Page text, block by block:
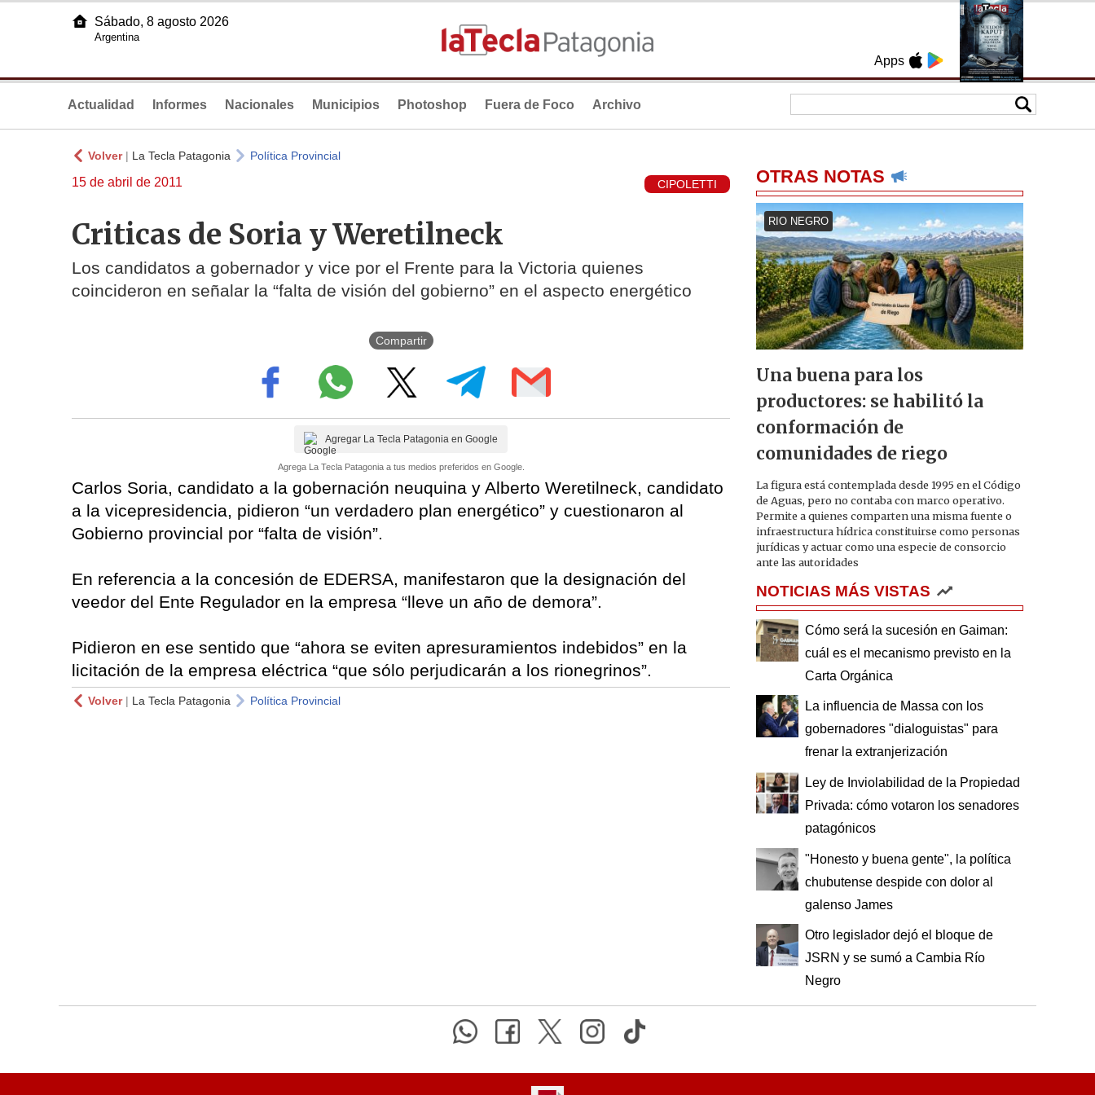
Apps
Sábado, 8 agosto 2026
Argentina
Actualidad Informes Nacionales Municipios Photoshop Fuera de Foco Archivo
Volver| La Tecla Patagonia Política Provincial
15 de abril de 2011 CIPOLETTI
Criticas de Soria y Weretilneck
Los candidatos a gobernador y vice por el Frente para la Victoria quienes
coincideron en señalar la “falta de visión del gobierno” en el aspecto energético
Compartir
Agregar La Tecla Patagonia en Google
Agrega La Tecla Patagonia a tus medios preferidos en Google.
Carlos Soria, candidato a la gobernación neuquina y Alberto Weretilneck, candidato
a la vicepresidencia, pidieron “un verdadero plan energético” y cuestionaron al
Gobierno provincial por “falta de visión”.
En referencia a la concesión de EDERSA, manifestaron que la designación del
veedor del Ente Regulador en la empresa “lleve un año de demora”.
Pidieron en ese sentido que “ahora se eviten apresuramientos indebidos” en la
licitación de la empresa eléctrica “que sólo perjudicarán a los rionegrinos”.
Volver| La Tecla Patagonia Política Provincial
OTRAS NOTAS
RIO NEGRO
Una buena para los
productores: se habilitó la
conformación de
comunidades de riego
La figura está contemplada desde 1995 en el Código
de Aguas, pero no contaba con marco operativo.
Permite a quienes comparten una misma fuente o
infraestructura hídrica constituirse como personas
jurídicas y actuar como una especie de consorcio
ante las autoridades
NOTICIAS MÁS VISTAS
Cómo será la sucesión en Gaiman:
cuál es el mecanismo previsto en la
Carta Orgánica
La influencia de Massa con los
gobernadores "dialoguistas" para
frenar la extranjerización
Ley de Inviolabilidad de la Propiedad
Privada: cómo votaron los senadores
patagónicos
"Honesto y buena gente", la política
chubutense despide con dolor al
galenso James
Otro legislador dejó el bloque de
JSRN y se sumó a Cambia Río
Negro